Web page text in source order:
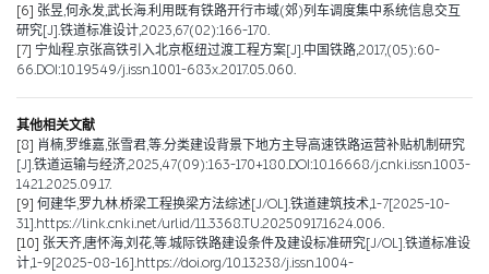
[6] 张昱,何永发,武长海.利用既有铁路开行市域(郊)列车调度集中系统信息交互
研究[J].铁道标准设计,2023,67(02):166-170.
[7] 宁灿程.京张高铁引入北京枢纽过渡工程方案[J].中国铁路,2017,(05):60-
66.DOI:10.19549/j.issn.1001-683x.2017.05.060.
其他相关文献
[8] 肖楠,罗维嘉,张雪君,等.分类建设背景下地方主导高速铁路运营补贴机制研究
[J].铁道运输与经济,2025,47(09):163-170+180.DOI:10.16668/j.cnki.issn.1003-
1421.2025.09.17.
[9] 何建华,罗九林.桥梁工程换梁方法综述[J/OL].铁道建筑技术,1-7[2025-10-
31].https://link.cnki.net/urlid/11.3368.TU.20250917.1624.006.
[10] 张天齐,唐怀海,刘花,等.城际铁路建设条件及建设标准研究[J/OL].铁道标准设
计,1-9[2025-08-16].https://doi.org/10.13238/j.issn.1004-